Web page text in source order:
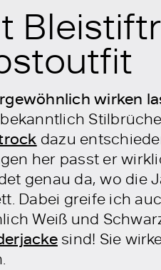
wirken
dazu
her passt er
genau da, wo die
Dabei greife ich
Weiß und
sind! Sie